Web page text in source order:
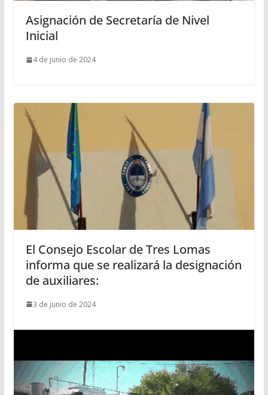
Asignación de Secretaría de Nivel
Inicial
4 de junio de 2024
El Consejo Escolar de Tres Lomas
informa que se realizará la designación
de auxiliares:
3 de junio de 2024